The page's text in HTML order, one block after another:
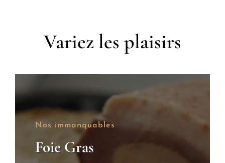
Variez les plaisirs
Nos immanquables
Foie Gras